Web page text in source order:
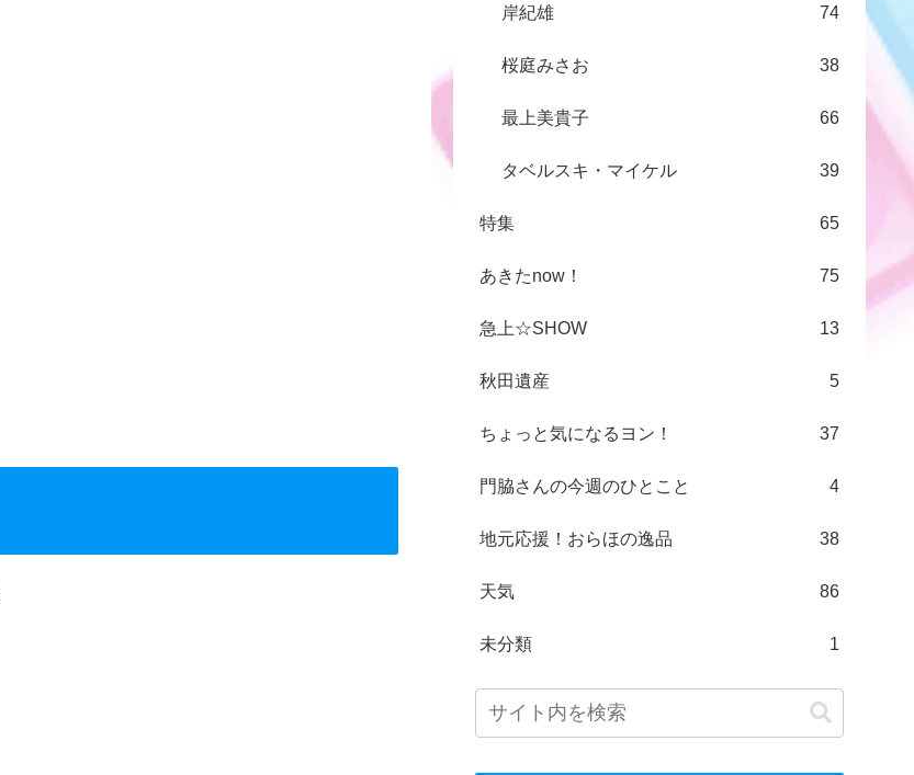
岸紀雄 74
桜庭みさお 38
最上美貴子 66
タベルスキ・マイケル 39
特集 65
あきたnow！ 75
急上☆SHOW 13
秋田遺産 5
ちょっと気になるヨン！ 37
門脇さんの今週のひとこと 4
地元応援！おらほの逸品 38
天気 86
未分類 1